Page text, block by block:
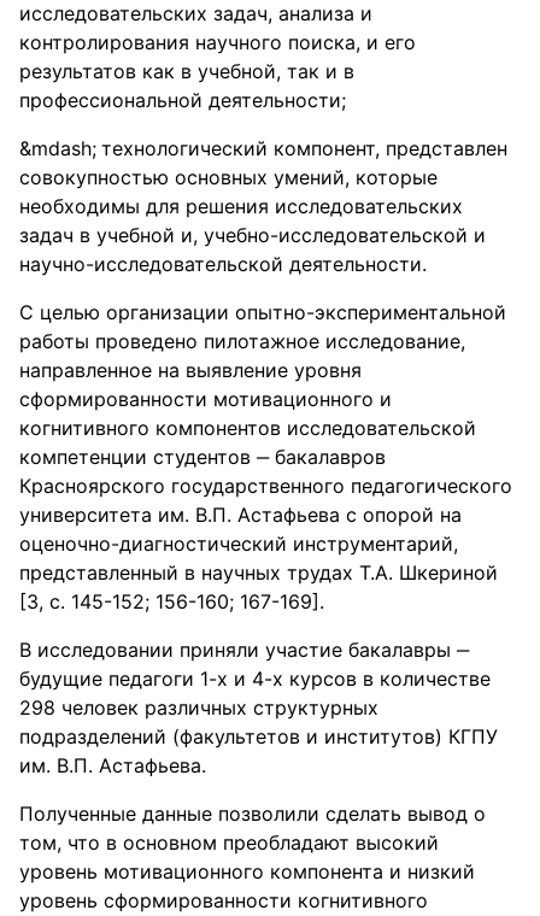
исследовательских задач, анализа и
контролирования научного поиска, и его
результатов как в учебной, так и в
профессиональной деятельности;
технологический компонент, представлен
совокупностью основных умений, которые
необходимы для решения исследовательских
задач в учебной и, учебно-исследовательской и
научно-исследовательской деятельности.
С целью организации опытно-экспериментальной
работы проведено пилотажное исследование,
направленное на выявление уровня
сформированности мотивационного и
когнитивного компонентов исследовательской
компетенции студентов ‒ бакалавров
Красноярского государственного педагогического
университета им. В.П. Астафьева с опорой на
оценочно-диагностический инструментарий,
представленный в научных трудах Т.А. Шкериной
[3, с. 145-152; 156-160; 167-169].
В исследовании приняли участие бакалавры ‒
будущие педагоги 1-х и 4-х курсов в количестве
298 человек различных структурных
подразделений (факультетов и институтов) КГПУ
им. В.П. Астафьева.
Полученные данные позволили сделать вывод о
том, что в основном преобладают высокий
уровень мотивационного компонента и низкий
уровень сформированности когнитивного